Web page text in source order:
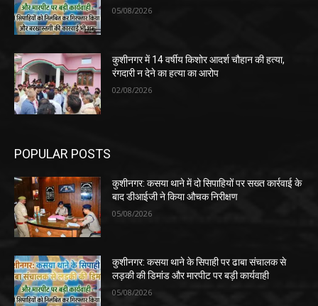
05/08/2026
कुशीनगर में 14 वर्षीय किशोर आदर्श चौहान की हत्या,
रंगदारी न देने का हत्या का आरोप
02/08/2026
POPULAR POSTS
कुशीनगर: कसया थाने में दो सिपाहियों पर सख्त कार्रवाई के
बाद डीआईजी ने किया औचक निरीक्षण
05/08/2026
कुशीनगर: कसया थाने के सिपाही पर ढाबा संचालक से
लड़की की डिमांड और मारपीट पर बड़ी कार्यवाही
05/08/2026